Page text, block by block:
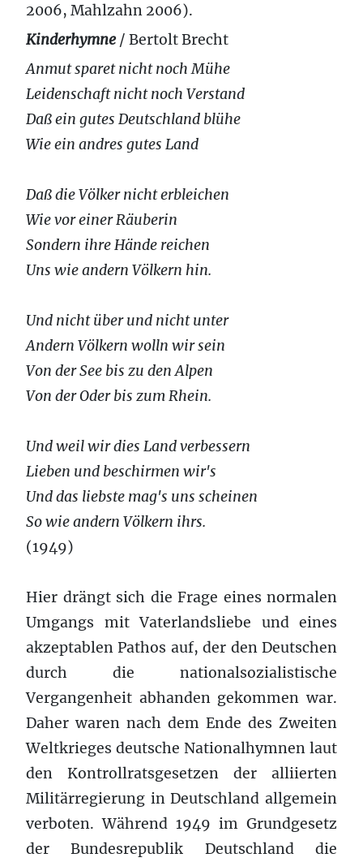
2006, Mahlzahn 2006).
Kinderhymne/ Bertolt Brecht
Anmut sparet nicht noch Mühe
Leidenschaft nicht noch Verstand
Daß ein gutes Deutschland blühe
Wie ein andres gutes Land
Daß die Völker nicht erbleichen
Wie vor einer Räuberin
Sondern ihre Hände reichen
Uns wie andern Völkern hin.
Und nicht über und nicht unter
Andern Völkern wolln wir sein
Von der See bis zu den Alpen
Von der Oder bis zum Rhein.
Und weil wir dies Land verbessern
Lieben und beschirmen wir's
Und das liebste mag's uns scheinen
So wie andern Völkern ihrs.
(1949)
Hier drängt sich die Frage eines normalen
Umgangs mit Vaterlandsliebe und eines
akzeptablen Pathos auf, der den Deutschen
durch die nationalsozialistische
Vergangenheit abhanden gekommen war.
Daher waren nach dem Ende des Zweiten
Weltkrieges deutsche Nationalhymnen laut
den Kontrollratsgesetzen der alliierten
Militärregierung in Deutschland allgemein
verboten. Während 1949 im Grundgesetz
der Bundesrepublik Deutschland die